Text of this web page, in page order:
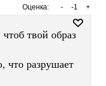
Оценка: +
-1
-
твой образ
что разрушает